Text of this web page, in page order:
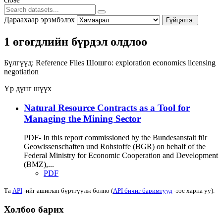
Дараахаар эрэмбэлэх Гүйцэтгэ.
1 өгөгдлийн бүрдэл олдлоо
Бүлгүүд: Reference Files Шошго: exploration economics licensing
negotiation
Үр дүнг шүүх
Natural Resource Contracts as a Tool for
Managing the Mining Sector
PDF- In this report commissioned by the Bundesanstalt für
Geowissenschaften und Rohstoffe (BGR) on behalf of the
Federal Ministry for Economic Cooperation and Development
(BMZ),...
PDF
Та API -ийг ашиглан бүртгүүлж болно (API бичиг баримтууд -ээс харна уу).
Холбоо барих